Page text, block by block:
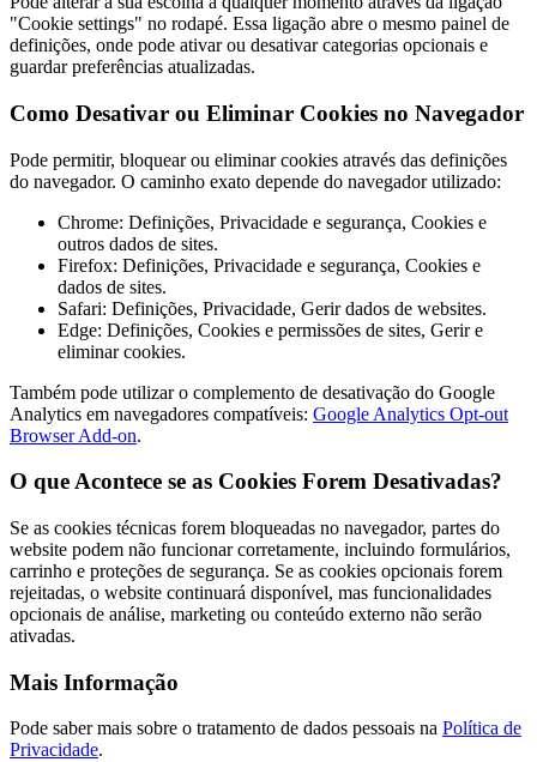
"Cookie settings" no rodapé. Essa ligação abre o mesmo painel de
definições, onde pode ativar ou desativar categorias opcionais e
guardar preferências atualizadas.
Como Desativar ou Eliminar Cookies no Navegador
Pode permitir, bloquear ou eliminar cookies através das definições
do navegador. O caminho exato depende do navegador utilizado:
Chrome: Definições, Privacidade e segurança, Cookies e
outros dados de sites.
Firefox: Definições, Privacidade e segurança, Cookies e
dados de sites.
Safari: Definições, Privacidade, Gerir dados de websites.
Edge: Definições, Cookies e permissões de sites, Gerir e
eliminar cookies.
Também pode utilizar o complemento de desativação do Google
Analytics em navegadores compatíveis: Google Analytics Opt-out
Browser Add-on.
O que Acontece se as Cookies Forem Desativadas?
Se as cookies técnicas forem bloqueadas no navegador, partes do
website podem não funcionar corretamente, incluindo formulários,
carrinho e proteções de segurança. Se as cookies opcionais forem
rejeitadas, o website continuará disponível, mas funcionalidades
opcionais de análise, marketing ou conteúdo externo não serão
ativadas.
Mais Informação
Pode saber mais sobre o tratamento de dados pessoais na Política de
Privacidade.